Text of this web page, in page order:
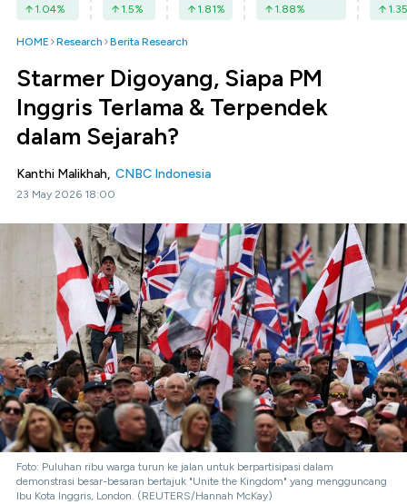
1.04% 1.5% 1.81% 1.88% 1.35
HOME Research Berita Research
Starmer Digoyang, Siapa PM
Inggris Terlama & Terpendek
dalam Sejarah?
Kanthi Malikhah, CNBC Indonesia
23 May 2026 18:00
Foto: Puluhan ribu warga turun ke jalan untuk berpartisipasi dalam
demonstrasi besar-besaran bertajuk "Unite the Kingdom" yang mengguncang
Ibu Kota Inggris, London. (REUTERS/Hannah McKay)